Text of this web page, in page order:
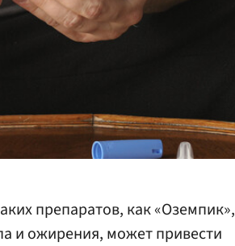
препаратов, как «Оземпик»,
и ожирения, может привести